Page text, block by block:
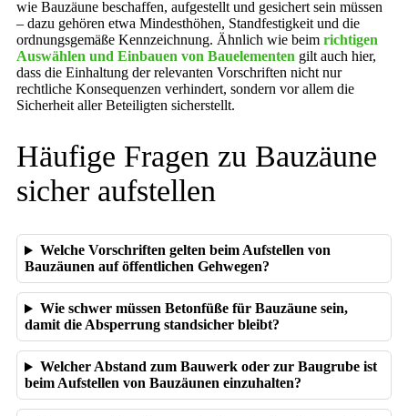
wie Bauzäune beschaffen, aufgestellt und gesichert sein müssen
– dazu gehören etwa Mindesthöhen, Standfestigkeit und die
ordnungsgemäße Kennzeichnung. Ähnlich wie beim richtigen
Auswählen und Einbauen von Bauelementen gilt auch hier,
dass die Einhaltung der relevanten Vorschriften nicht nur
rechtliche Konsequenzen verhindert, sondern vor allem die
Sicherheit aller Beteiligten sicherstellt.
Häufige Fragen zu Bauzäune
sicher aufstellen
Welche Vorschriften gelten beim Aufstellen von
Bauzäunen auf öffentlichen Gehwegen?
Wie schwer müssen Betonfüße für Bauzäune sein,
damit die Absperrung standsicher bleibt?
Welcher Abstand zum Bauwerk oder zur Baugrube ist
beim Aufstellen von Bauzäunen einzuhalten?